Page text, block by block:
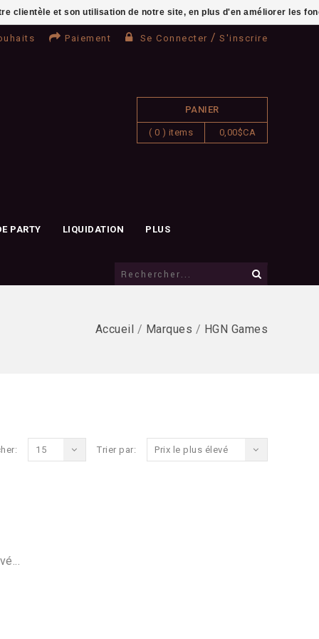
Paiement Se Connecter / S'inscrire
PANIER
( 0 ) items 0,00$CA
PARTY LIQUIDATION PLUS
Accueil / Marques / HGN Games
Trier par: Prix le plus élevé
15
clientèle et son utilisation de notre site, en plus d'en améliorer les